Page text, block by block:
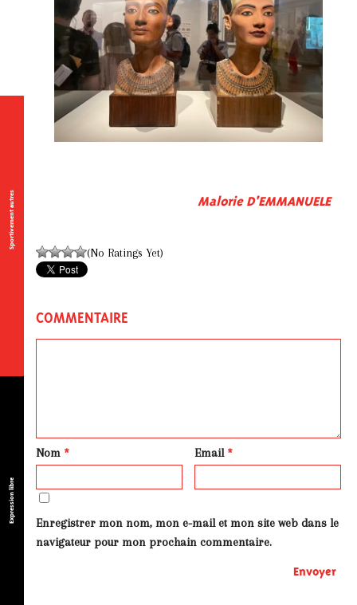
Sportivement autres
Expression libre
Malorie D'EMMANUELE
(No Ratings Yet)
COMMENTAIRE
Nom * Email*
Enregistrer mon nom, mon e-mail et mon site web dans le
navigateur pour mon prochain commentaire.